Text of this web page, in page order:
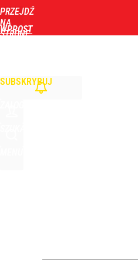
PRZEJDŹ
NA
STRONĘ
WPROST
SUBSKRYBUJ
dodaj